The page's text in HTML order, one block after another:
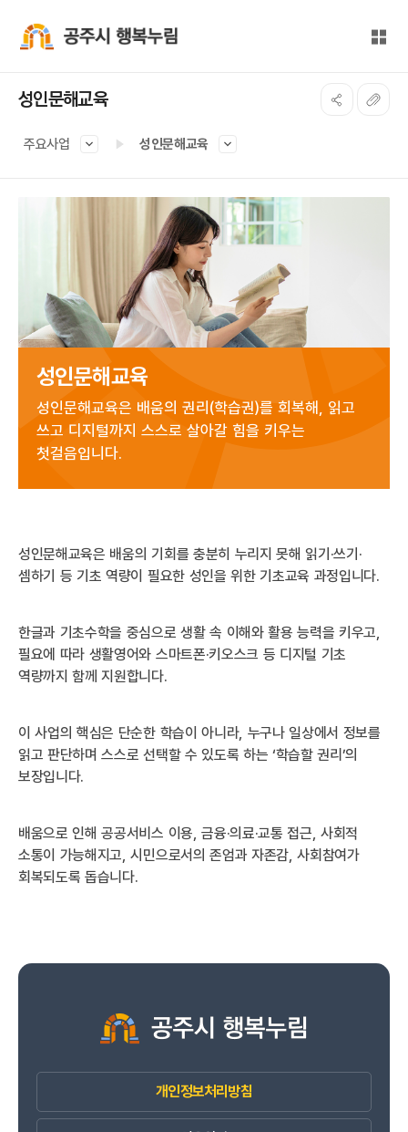
전체
성인문해교육
주요사업 성인문해교육
성인문해교육
성인문해교육은 배움의 권리(학습권)를 회복해, 읽고
쓰고 디지털까지 스스로 살아갈 힘을 키우는
첫걸음입니다.
성인문해교육은 배움의 기회를 충분히 누리지 못해 읽기·쓰기·
셈하기 등 기초 역량이 필요한 성인을 위한 기초교육 과정입니다.
한글과 기초수학을 중심으로 생활 속 이해와 활용 능력을 키우고,
필요에 따라 생활영어와 스마트폰·키오스크 등 디지털 기초
역량까지 함께 지원합니다.
이 사업의 핵심은 단순한 학습이 아니라, 누구나 일상에서 정보를
읽고 판단하며 스스로 선택할 수 있도록 하는 ‘학습할 권리’의
보장입니다.
배움으로 인해 공공서비스 이용, 금융·의료·교통 접근, 사회적
소통이 가능해지고, 시민으로서의 존엄과 자존감, 사회참여가
회복되도록 돕습니다.
개인정보처리방침